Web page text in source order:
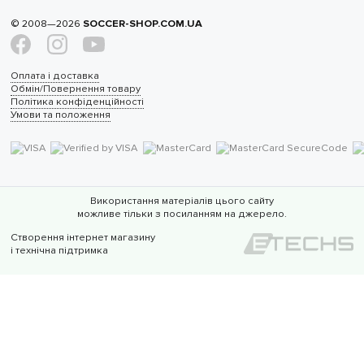
© 2008—2026 SOCCER-SHOP.COM.UA
Оплата і доставка
Обмін/Повернення товару
Політика конфіденційності
Умови та положення
Використання матеріалів цього сайту
можливе тільки з посиланням на джерело.
Створення інтернет магазину
і технічна підтримка